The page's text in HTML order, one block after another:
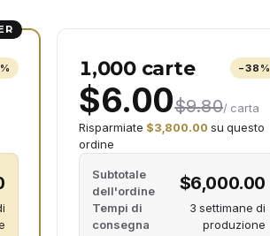
% 1,000 carte −38 %
$6.00$9.80/ carta
Risparmiate $3,800.00 su questo
ordine
Subtotale
dell'ordine
$6,000.00
Tempi di
consegna
3 settimane di
produzione